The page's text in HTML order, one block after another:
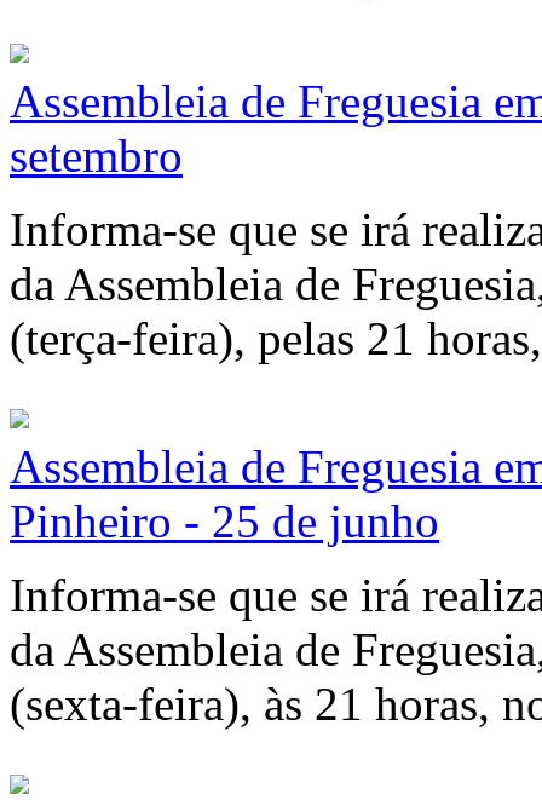
Assembleia de Freguesia
setembro
Informa-se que se irá
da Assembleia de
(terça-feira), pelas 21
Assembleia de Freguesia
Pinheiro - 25 de junho
Informa-se que se irá
da Assembleia de
(sexta-feira), às 21 horas,